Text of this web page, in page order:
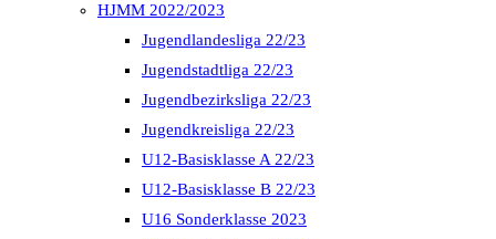
HJMM 2022/2023
Jugendlandesliga 22/23
Jugendstadtliga 22/23
Jugendbezirksliga 22/23
Jugendkreisliga 22/23
U12-Basisklasse A 22/23
U12-Basisklasse B 22/23
U16 Sonderklasse 2023